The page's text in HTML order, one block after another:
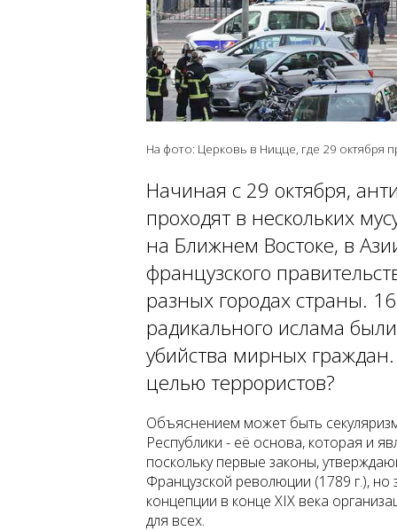
На фото: Церковь в Ницце, где 29 октября
Начиная с 29 октября,
проходят в нескольких
на Ближнем Востоке, в
французского
разных городах страны.
радикального ислама
убийства мирных
целью террористов?
Объяснением может быть
Республики - её основа, которая и
поскольку первые законы,
Французской революции (1789 г.),
концепции в конце XIX века
для всех.